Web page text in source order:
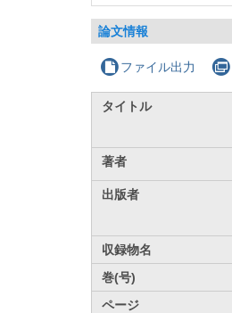
論文情報
ファイル出力
タイトル
著者
出版者
収録物名
巻(号)
ページ